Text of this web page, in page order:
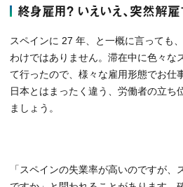
終身雇用？ いえいえ、突然解雇
スペインに 27 年、と一概に言っても
わけではありません。滞在中に色々な
て行ったので、様々な雇用形態でお仕
日本とはまったく違う、労働者の立ち
ましょう。
「スペインの失業率が高いのですが